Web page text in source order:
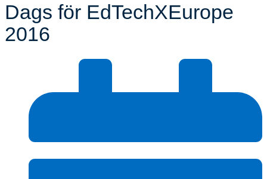
Dags för EdTechXEurope
2016